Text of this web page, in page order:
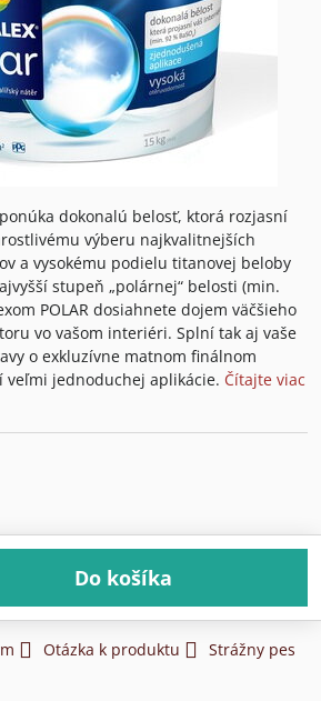
dokonalú belosť, ktorá rozjasní
výberu najkvalitnejších
a vysokému podielu titanovej beloby
stupeň „polárnej“ belosti (min.
POLAR dosiahnete dojem väčšieho
vo vašom interiéri. Splní tak aj vaše
o exkluzívne matnom finálnom
veľmi jednoduchej aplikácie. Čítajte viac
Do košíka
Otázka k produktu
Strážny pes